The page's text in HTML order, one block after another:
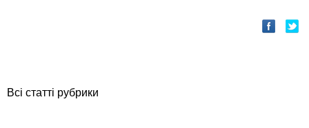
Всі статті рубрики